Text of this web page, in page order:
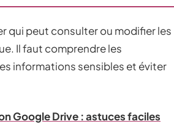
qui peut consulter ou modifier les
Il faut comprendre les
informations sensibles et éviter
Google Drive : astuces faciles